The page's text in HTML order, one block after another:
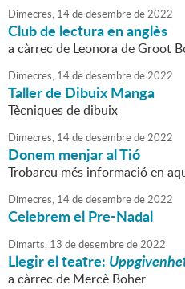
Dimecres, 14dedesembrede2022
Club de lectura en anglès
a càrrec de Leonora de Groot
Dimecres, 14dedesembrede2022
Taller de Dibuix Manga
Tècniques de dibuix
Dimecres, 14dedesembrede2022
Donem menjar al Tió
Trobareu més informació en
Dimecres, 14dedesembrede2022
Celebrem el Pre-Nadal
Dimarts, 13 dedesembrede2022
Llegir el teatre:
a càrrec de Mercè Boher